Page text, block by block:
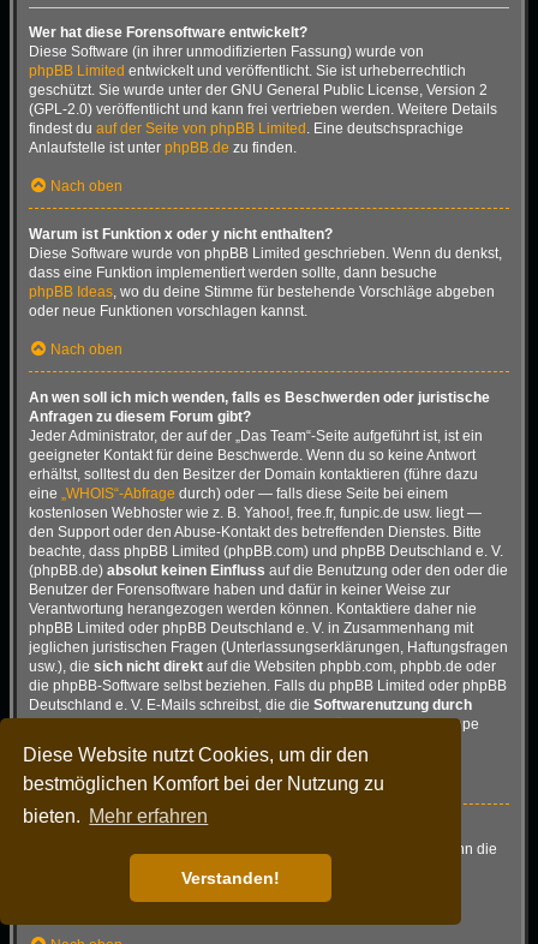
Diese Website nutzt Cookies, um dir den
bestmöglichen Komfort bei der Nutzung zu
bieten. Mehr erfahren
Verstanden!
Wer hat diese Forensoftware entwickelt?
Diese Software (in ihrer unmodifizierten Fassung) wurde von
phpBB Limited entwickelt und veröffentlicht. Sie ist urheberrechtlich
geschützt. Sie wurde unter der GNU General Public License, Version 2
(GPL-2.0) veröffentlicht und kann frei vertrieben werden. Weitere Details
findest du auf der Seite von phpBB Limited . Eine deutschsprachige
Anlaufstelle ist unter phpBB.de zu finden.
Nach oben
Warum ist Funktion x oder y nicht enthalten?
Diese Software wurde von phpBB Limited geschrieben. Wenn du denkst,
dass eine Funktion implementiert werden sollte, dann besuche
phpBB Ideas , wo du deine Stimme für bestehende Vorschläge abgeben
oder neue Funktionen vorschlagen kannst.
Nach oben
An wen soll ich mich wenden, falls es Beschwerden oder juristische
Anfragen zu diesem Forum gibt?
Jeder Administrator, der auf der „Das Team“-Seite aufgeführt ist, ist ein
geeigneter Kontakt für deine Beschwerde. Wenn du so keine Antwort
erhältst, solltest du den Besitzer der Domain kontaktieren (führe dazu
eine „WHOIS“-Abfrage durch) oder — falls diese Seite bei einem
kostenlosen Webhoster wie z. B. Yahoo!, free.fr, funpic.de usw. liegt —
den Support oder den Abuse-Kontakt des betreffenden Dienstes. Bitte
beachte, dass phpBB Limited (phpBB.com) und phpBB Deutschland e. V.
(phpBB.de) absolut keinen Einfluss auf die Benutzung oder den oder die
Benutzer der Forensoftware haben und dafür in keiner Weise zur
Verantwortung herangezogen werden können. Kontaktiere daher nie
phpBB Limited oder phpBB Deutschland e. V. in Zusammenhang mit
jeglichen juristischen Fragen (Unterlassungserklärungen, Haftungsfragen
usw.), die sich nicht direkt auf die Websiten phpbb.com, phpbb.de oder
die phpBB-Software selbst beziehen. Falls du phpBB Limited oder phpBB
Deutschland e. V. E-Mails schreibst, die die Softwarenutzung durch
Drittebetreffen, so wirst du, wenn überhaupt, höchstens eine knappe
Nach oben
Wie kann ich einen Administrator des Boards kontaktieren?
Alle Benutzer des Boards können das Kontaktformular nutzen, wenn die
Mitglieder des Boards können zusätzlich den Link „Das Team“